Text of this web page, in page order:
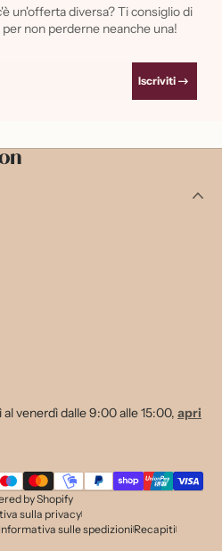
un'offerta diversa? Ti consiglio di
non perderne neanche una!
Iscriviti
venerdì dalle 9:00 alle 15:00, apri
by Shopify
sulla privacy
Informativa sulle spedizioni Recapiti